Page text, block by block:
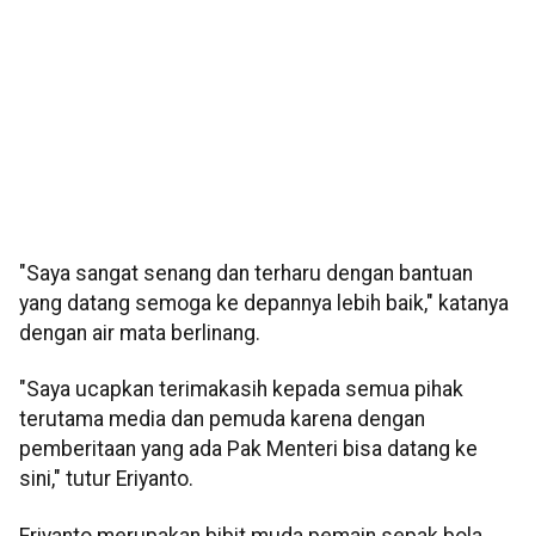
"Saya sangat senang dan terharu dengan bantuan
yang datang semoga ke depannya lebih baik," katanya
dengan air mata berlinang.
"Saya ucapkan terimakasih kepada semua pihak
terutama media dan pemuda karena dengan
pemberitaan yang ada Pak Menteri bisa datang ke
sini," tutur Eriyanto.